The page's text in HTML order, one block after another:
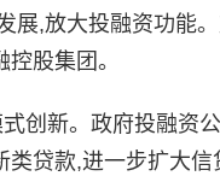
展,放大投融资功能
股集团。
新。政府投融资公
类贷款,进一步扩大